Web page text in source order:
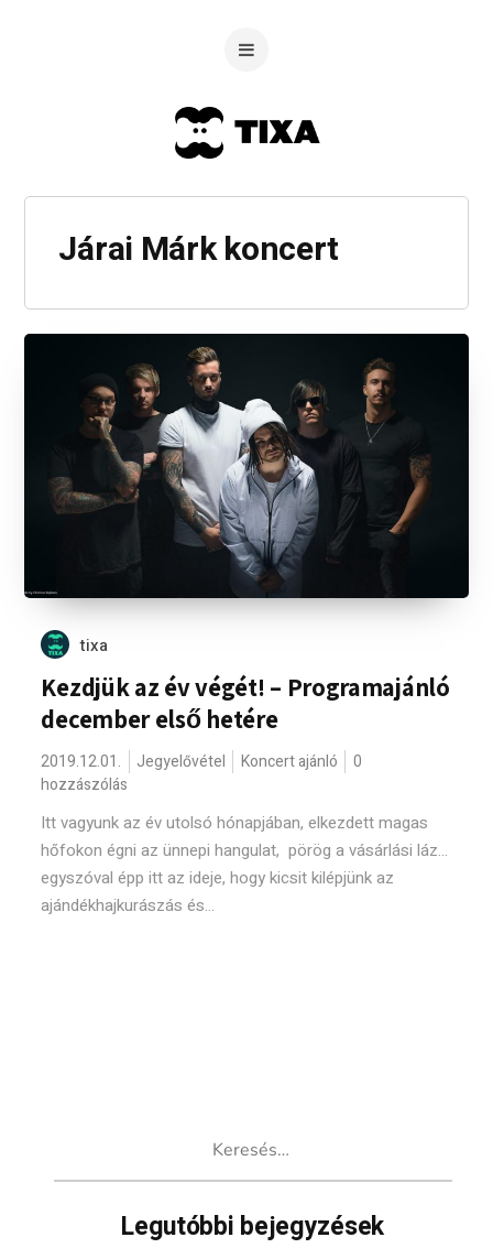
Járai Márk koncert
tixa
Kezdjük az év végét! – Programajánló
december első hetére
2019.12.01. Jegyelővétel Koncert ajánló
0
hozzászólás
Itt vagyunk az év utolsó hónapjában, elkezdett magas
hőfokon égni az ünnepi hangulat, pörög a vásárlási láz...
egyszóval épp itt az ideje, hogy kicsit kilépjünk az
ajándékhajkurászás és...
Legutóbbi bejegyzések